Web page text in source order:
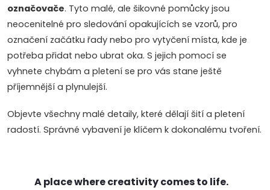
označovače. Tyto malé, ale šikovné pomůcky jsou
neocenitelné pro sledování opakujících se vzorů, pro
označení začátku řady nebo pro vytyčení místa, kde je
potřeba přidat nebo ubrat oka. S jejich pomocí se
vyhnete chybám a pletení se pro vás stane ještě
příjemnější a plynulejší.
Objevte všechny malé detaily, které dělají šití a pletení
radostí. Správné vybavení je klíčem k dokonalému tvoření.
A place where creativity comes to life.
Poslat